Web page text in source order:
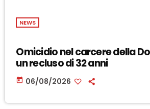
NEWS
Omicidio nel carcere della
un recluso di 32 anni
today 06/08/2026